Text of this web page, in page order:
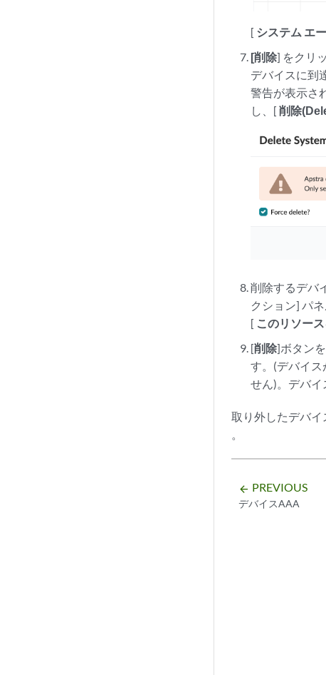
[ システム エ
[削除] をクリ
デバイスに到
警告が表示さ
し、[削除
削除するデバ
クション] パ
[ このリソー
[削除]ボタン
す。(デバイス
せん)。デバイ
取り外したデバ
。
arrow_backward PREVIOUS
デバイスAAA